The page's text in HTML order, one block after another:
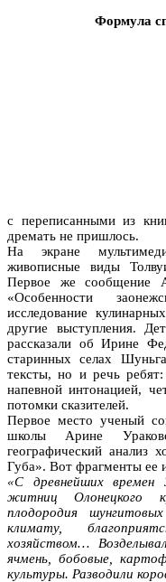
Формула
с переписанными из
дремать не пришлось.
На экране
живописные виды
Первое же сообщение
«Особенности
исследование
другие выступления.
рассказали об Ирине
старинных селах
тексты, но и речь ребят:
напевной интонацией,
потомки сказителей.
Первое место ученый
школы Арине
географический анализ
Губа». Вот фрагменты ее
«С древнейших времен
житниц Олонецкого
плодородия
климату,
хозяйством…
ячмень, бобовые,
культуры. Разводили